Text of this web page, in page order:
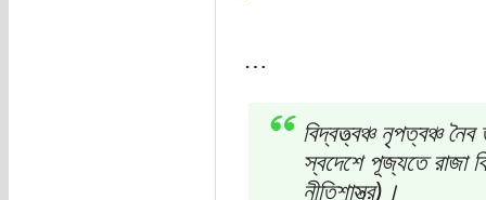
…
বিদ্বত্ত্বঞ্চ নৃপত্বঞ্চ
স্বদেশে পূজ্যতে রাজা
নীতিশাস্ত্র)।